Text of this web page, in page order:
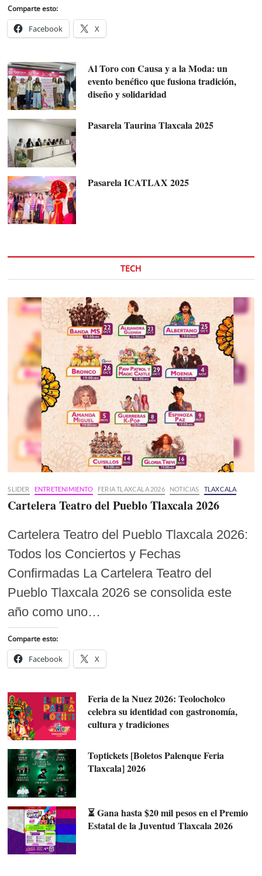
Comparte esto:
Facebook X
Al Toro con Causa y a la Moda: un
evento benéfico que fusiona tradición,
diseño y solidaridad
Pasarela Taurina Tlaxcala 2025
Pasarela ICATLAX 2025
TECH
SLIDER ENTRETENIMIENTO FERIA TLAXCALA 2026 NOTICIAS TLAXCALA
Cartelera Teatro del Pueblo Tlaxcala 2026
Cartelera Teatro del Pueblo Tlaxcala 2026:
Todos los Conciertos y Fechas
Confirmadas La Cartelera Teatro del
Pueblo Tlaxcala 2026 se consolida este
año como uno…
Comparte esto:
Facebook X
Feria de la Nuez 2026: Teolocholco
celebra su identidad con gastronomía,
cultura y tradiciones
Toptickets [Boletos Palenque Feria
Tlaxcala] 2026
⏳ Gana hasta $20 mil pesos en el Premio
Estatal de la Juventud Tlaxcala 2026